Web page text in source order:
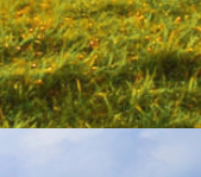
影像直播